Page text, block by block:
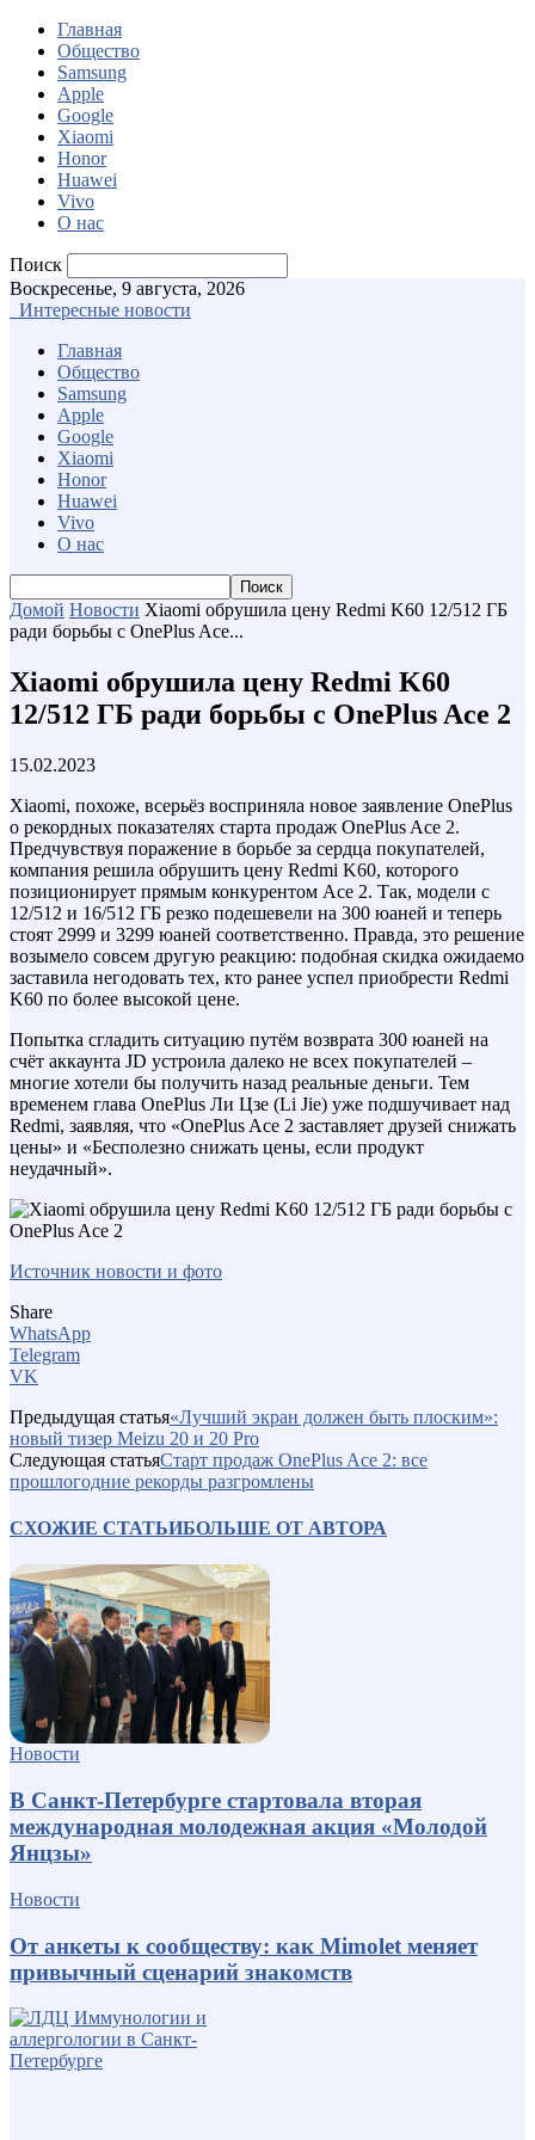
Главная
Общество
Samsung
Apple
Google
Xiaomi
Honor
Huawei
Vivo
О нас
Поиск
Воскресенье, 9 августа, 2026
Интересные новости
Главная
Общество
Samsung
Apple
Google
Xiaomi
Honor
Huawei
Vivo
О нас
Домой Новости Xiaomi обрушила цену Redmi K60 12/512 ГБ
ради борьбы с OnePlus Ace...
Xiaomi обрушила цену Redmi K60
12/512 ГБ ради борьбы с OnePlus Ace 2
15.02.2023
Xiaomi, похоже, всерьёз восприняла новое заявление OnePlus
о рекордных показателях старта продаж OnePlus Ace 2.
Предчувствуя поражение в борьбе за сердца покупателей,
компания решила обрушить цену Redmi K60, которого
позиционирует прямым конкурентом Ace 2. Так, модели с
12/512 и 16/512 ГБ резко подешевели на 300 юаней и теперь
стоят 2999 и 3299 юаней соответственно. Правда, это решение
возымело совсем другую реакцию: подобная скидка ожидаемо
заставила негодовать тех, кто ранее успел приобрести Redmi
K60 по более высокой цене.
Попытка сгладить ситуацию путём возврата 300 юаней на
счёт аккаунта JD устроила далеко не всех покупателей –
многие хотели бы получить назад реальные деньги. Тем
временем глава OnePlus Ли Цзе (Li Jie) уже подшучивает над
Redmi, заявляя, что «OnePlus Ace 2 заставляет друзей снижать
цены» и «Бесполезно снижать цены, если продукт
неудачный».
Источник новости и фото
Share
WhatsApp
Telegram
VK
Предыдущая статья«Лучший экран должен быть плоским»:
новый тизер Meizu 20 и 20 Pro
Следующая статьяСтарт продаж OnePlus Ace 2: все
прошлогодние рекорды разгромлены
СХОЖИЕ СТАТЬИБОЛЬШЕ ОТ АВТОРА
Новости
В Санкт-Петербурге стартовала вторая
международная молодежная акция «Молодой
Янцзы»
Новости
От анкеты к сообществу: как Mimolet меняет
привычный сценарий знакомств